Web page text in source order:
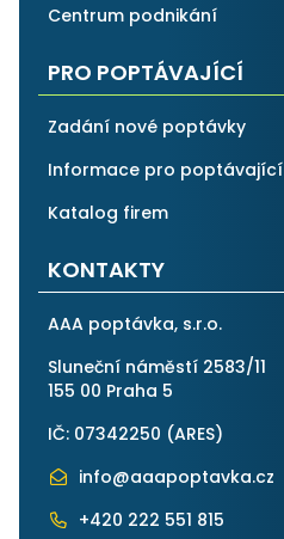
Centrum podnikání
PRO POPTÁVAJÍCÍ
Zadání nové poptávky
Informace pro poptávající
Katalog firem
KONTAKTY
AAA poptávka, s.r.o.
Sluneční náměstí 2583/11
155 00 Praha 5
IČ: 07342250 (ARES)
info@aaapoptavka.cz
+420 222 551 815